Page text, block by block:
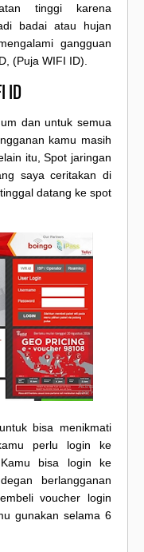
tinggi karena
badai atau hujan
gangguan
(Puja WIFI ID).
ID
dan untuk semua
kamu masih
itu, Spot jaringan
saya ceritakan di
datang ke spot
bisa menikmati
perlu login ke
bisa login ke
berlangganan
voucher login
gunakan selama 6